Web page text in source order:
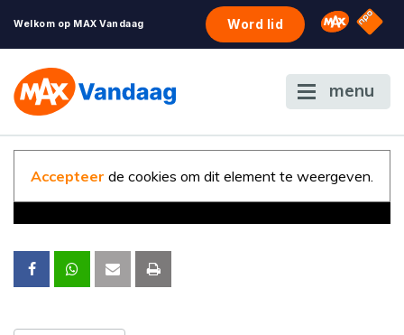
Welkom op MAX Vandaag Word lid Omroep
NPO
menu
Accepteer de cookies om dit element te weergeven.